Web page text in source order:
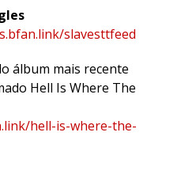
slavesttfeed
álbum mais recente
Hell Is Where The
hell-is-where-the-